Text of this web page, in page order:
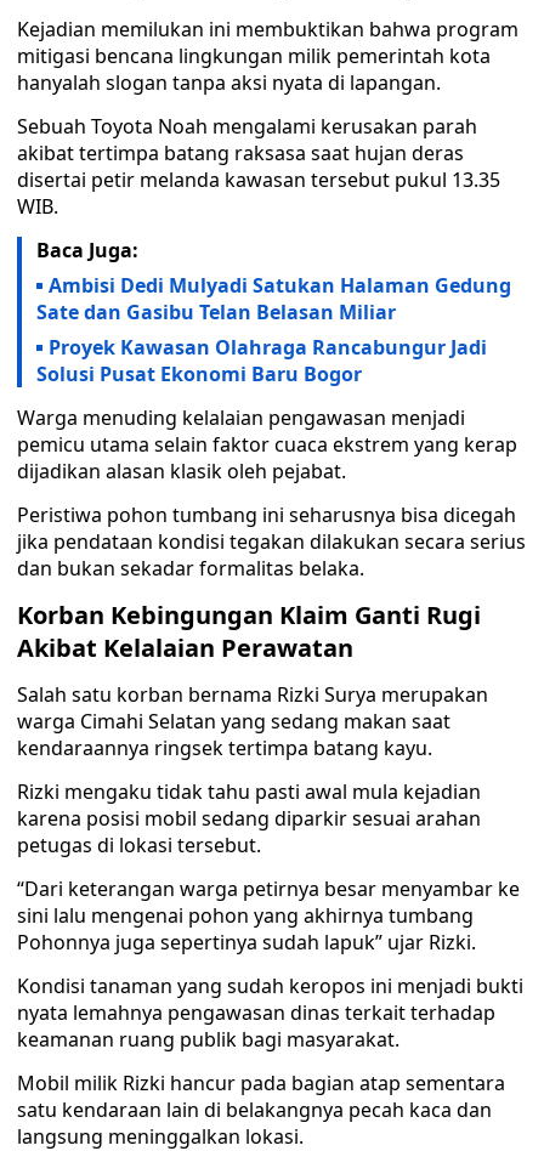
Kejadian memilukan ini membuktikan bahwa program
mitigasi bencana lingkungan milik pemerintah kota
hanyalah slogan tanpa aksi nyata di lapangan.
Sebuah Toyota Noah mengalami kerusakan parah
akibat tertimpa batang raksasa saat hujan deras
disertai petir melanda kawasan tersebut pukul 13.35
WIB.
Baca Juga:
Ambisi Dedi Mulyadi Satukan Halaman Gedung
Sate dan Gasibu Telan Belasan Miliar
Proyek Kawasan Olahraga Rancabungur Jadi
Solusi Pusat Ekonomi Baru Bogor
Warga menuding kelalaian pengawasan menjadi
pemicu utama selain faktor cuaca ekstrem yang kerap
dijadikan alasan klasik oleh pejabat.
Peristiwa pohon tumbang ini seharusnya bisa dicegah
jika pendataan kondisi tegakan dilakukan secara serius
dan bukan sekadar formalitas belaka.
Korban Kebingungan Klaim Ganti Rugi
Akibat Kelalaian Perawatan
Salah satu korban bernama Rizki Surya merupakan
warga Cimahi Selatan yang sedang makan saat
kendaraannya ringsek tertimpa batang kayu.
Rizki mengaku tidak tahu pasti awal mula kejadian
karena posisi mobil sedang diparkir sesuai arahan
petugas di lokasi tersebut.
“Dari keterangan warga petirnya besar menyambar ke
sini lalu mengenai pohon yang akhirnya tumbang
Pohonnya juga sepertinya sudah lapuk” ujar Rizki.
Kondisi tanaman yang sudah keropos ini menjadi bukti
nyata lemahnya pengawasan dinas terkait terhadap
keamanan ruang publik bagi masyarakat.
Mobil milik Rizki hancur pada bagian atap sementara
satu kendaraan lain di belakangnya pecah kaca dan
langsung meninggalkan lokasi.